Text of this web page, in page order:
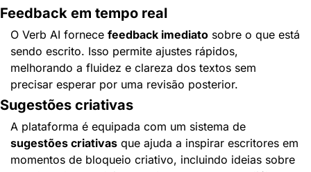
Feedback em tempo real
O Verb AI fornece feedback imediato sobre o que está
sendo escrito. Isso permite ajustes rápidos,
melhorando a fluidez e clareza dos textos sem
precisar esperar por uma revisão posterior.
Sugestões criativas
sugestões criativas que ajuda a inspirar escritores em
momentos de bloqueio criativo, incluindo ideias sobre